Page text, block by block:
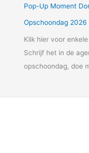
Pop-Up Moment
Opschoondag 2026
Klik hier voor
Schrijf het in de
opschoondag, doe